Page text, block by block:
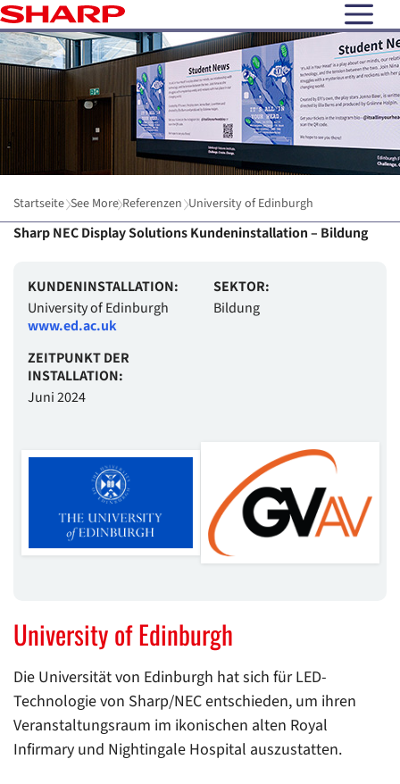
open
Startseite See More Referenzen University of Edinburgh
Sharp NEC Display Solutions Kundeninstallation – Bildung
KUNDENINSTALLATION:
University of Edinburgh
www.ed.ac.uk
SEKTOR:
Bildung
ZEITPUNKT DER
INSTALLATION:
Juni 2024
University of Edinburgh
Die Universität von Edinburgh hat sich für LED-
Technologie von Sharp/NEC entschieden, um ihren
Veranstaltungsraum im ikonischen alten Royal
Infirmary und Nightingale Hospital auszustatten.